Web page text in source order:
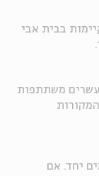
בבית אבי
עשרים משתתפות
יחד. אם